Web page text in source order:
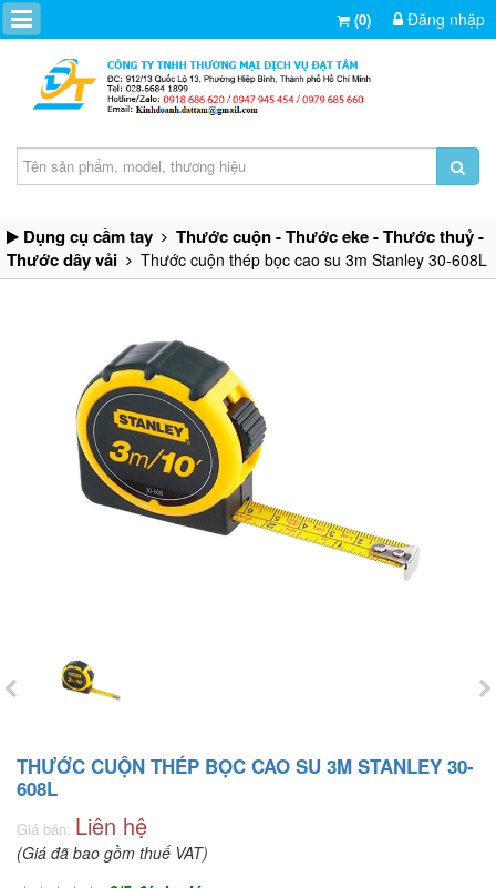
(0) Đăng nhập
Dụng cụ cầm tay
Thước cuộn - Thước eke - Thước thuỷ -
Thước dây vải
Thước cuộn thép bọc cao su 3m Stanley 30-608L
THƯỚC CUỘN THÉP BỌC CAO SU 3M STANLEY 30-
608L
Giá bán: Liên hệ
(Giá đã bao gồm thuế VAT)